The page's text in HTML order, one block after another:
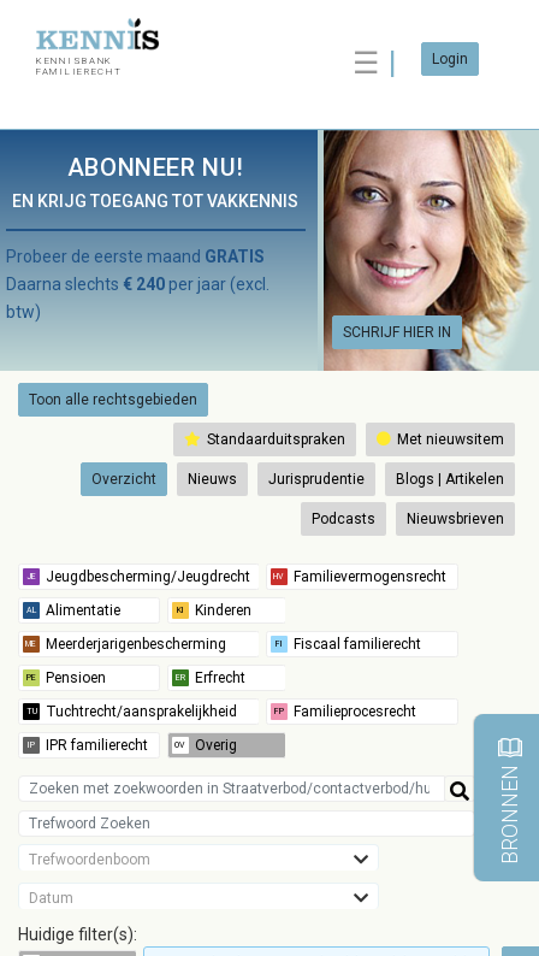
KENNISBANK
FAMILIERECHT
☰ Login
ABONNEER NU!
EN KRIJG TOEGANG TOT VAKKENNIS
SCHRIJF HIER IN
Probeer de eerste maand GRATIS
Daarna slechts € 240 per jaar (excl.
btw)
Toon alle rechtsgebieden
Standaarduitspraken Met nieuwsitem
Overzicht Nieuws Jurisprudentie Blogs | Artikelen
Podcasts Nieuwsbrieven
Trefwoordenboom
Datum
Huidige filter(s):
BRONNEN